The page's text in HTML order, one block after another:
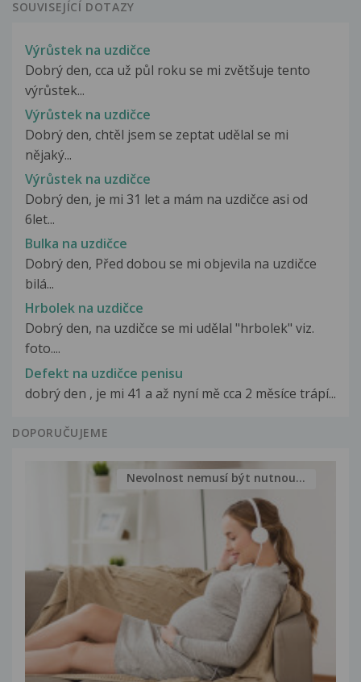
SOUVISEJÍCÍ DOTAZY
Výrůstek na uzdičce
Dobrý den, cca už půl roku se mi zvětšuje tento
výrůstek...
Výrůstek na uzdičce
Dobrý den, chtěl jsem se zeptat udělal se mi
nějaký...
Výrůstek na uzdičce
Dobrý den, je mi 31 let a mám na uzdičce asi od
6let...
Bulka na uzdičce
Dobrý den, Před dobou se mi objevila na uzdičce
bilá...
Hrbolek na uzdičce
Dobrý den, na uzdičce se mi udělal "hrbolek" viz.
foto....
Defekt na uzdičce penisu
dobrý den , je mi 41 a až nyní mě cca 2 měsíce trápí...
DOPORUČUJEME
Nevolnost nemusí být nutnou...